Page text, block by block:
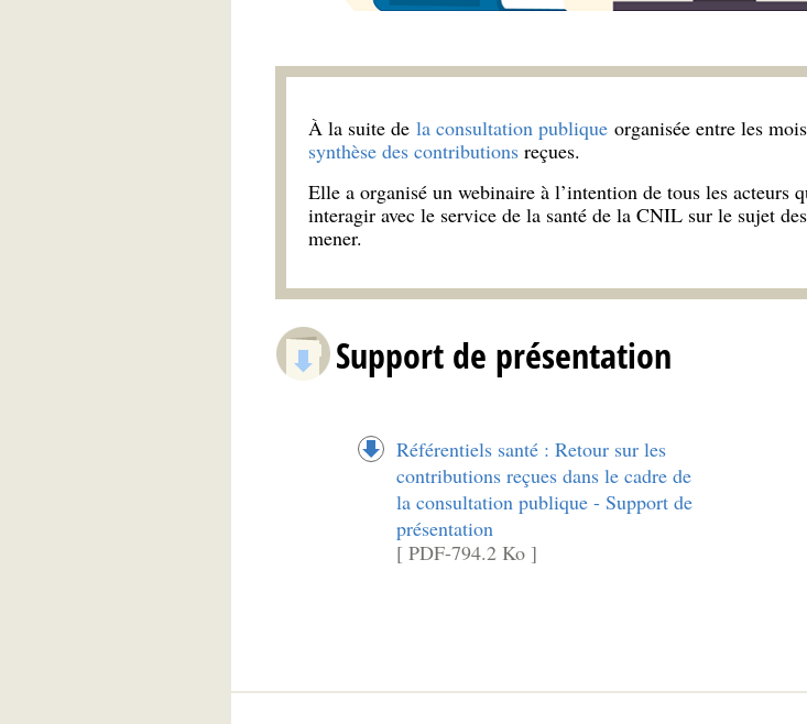
À la suite de la consultation publiqueorganisée entre les
synthèse des contributionsreçues.
Elle a organisé un webinaire à l’intention de tous les acteurs
interagir avec le service de la santé de la CNIL sur le sujet
mener.
Support de présentation
Référentiels santé : Retour sur les
contributions reçues dans le cadre de
la consultation publique - Support de
présentation
[ PDF-794.2 Ko ]